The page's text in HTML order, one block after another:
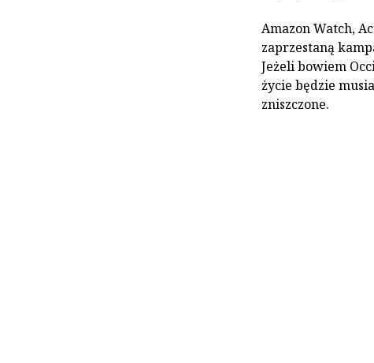
Amazon Watch,
zaprzestaną
Jeżeli bowiem
życie będzie
zniszczone.